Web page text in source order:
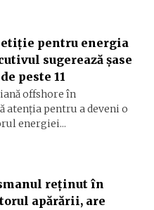
pentru energia
sugerează șase
peste 11
offshore în
atenția pentru a deveni o
energiei...
reținut în
apărării, are